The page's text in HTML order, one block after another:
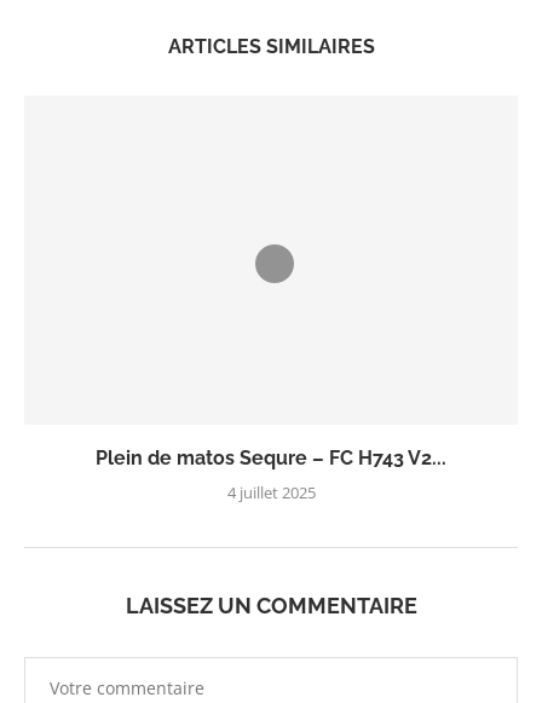
ARTICLES SIMILAIRES
Plein de matos Sequre – FC H743 V2...
4 juillet 2025
LAISSEZ UN COMMENTAIRE